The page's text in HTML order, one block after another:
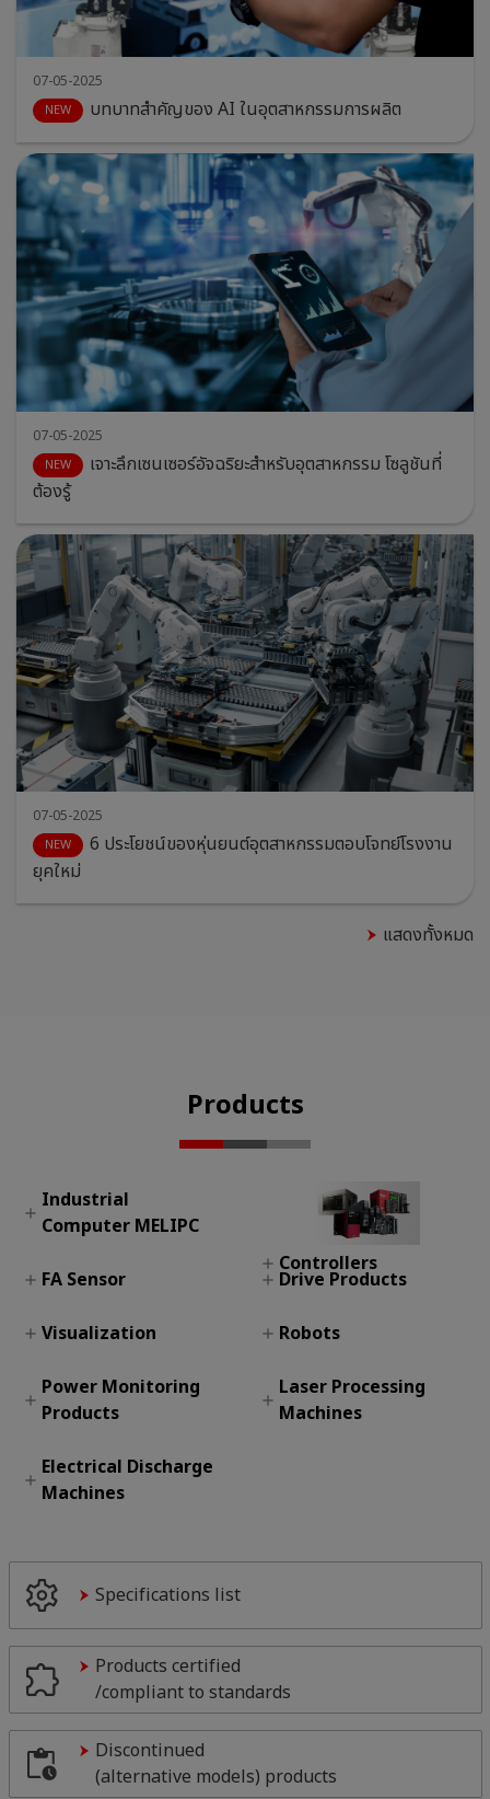
07-05-2025
บทบาทสำคัญของ AI ในอุตสาหกรรมการผลิต
07-05-2025
เจาะลึกเซนเซอร์อัจฉริยะสำหรับอุตสาหกรรม โซลูชันที่
ต้องรู้
07-05-2025
6 ประโยชน์ของหุ่นยนต์อุตสาหกรรมตอบโจทย์โรงงาน
ยุคใหม่
แสดงทั้งหมด
Products
Industrial
Computer MELIPC
Industrial
Controllers
โรงงานสำหรับอุตสาหกรรม
Motion Controllers
FA Sensor
เพิ่มคุณภาพ ลดต้นทุน
| Mitsubishi FA
Drive Products
AC Servos-
Inverters-FREQROL
Visualization
หน้าจอ HMI เพื่อความ
ได้เปรียบในอุตสาหกรรม
SCADA
Robots
Vertical type robot
Power Monitoring
Products
Power Management
Meters
Supporting Devices
Laser Processing
Machines
Electrical Discharge
Machines
Discharge Machines
Electrical Discharge
Machines
Specifications list
Products certified
/compliant to standards
Discontinued
(alternative models) products